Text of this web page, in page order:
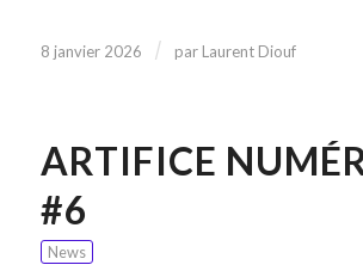
8 janvier 2026 / par Laurent Diouf
ARTIFICE
#6
News